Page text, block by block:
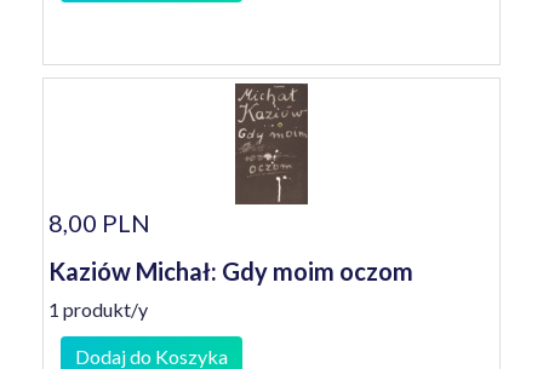
8,00 PLN
Kaziów Michał: Gdy moim oczom
1 produkt/y
Dodaj do Koszyka